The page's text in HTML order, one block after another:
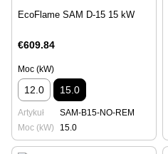
EcoFlame SAM D-15 15 kW
€609.84
Moc (kW)
12.0 15.0
Artykuł
SAM-B15-NO-REM
Moc (kW)
15.0